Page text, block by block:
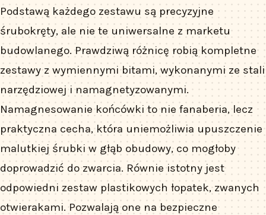
Podstawą każdego zestawu są precyzyjne
śrubokręty, ale nie te uniwersalne z marketu
budowlanego. Prawdziwą różnicę robią kompletne
zestawy z wymiennymi bitami, wykonanymi ze stali
narzędziowej i namagnetyzowanymi.
Namagnesowanie końcówki to nie fanaberia, lecz
praktyczna cecha, która uniemożliwia upuszczenie
malutkiej śrubki w głąb obudowy, co mogłoby
doprowadzić do zwarcia. Równie istotny jest
odpowiedni zestaw plastikowych łopatek, zwanych
otwierakami. Pozwalają one na bezpieczne